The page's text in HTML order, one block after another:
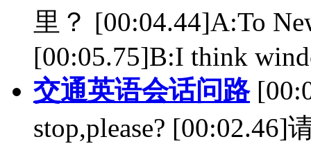
里？ [00:04.44]A:To
[00:05.75]B:I think
交通英语会话问路
stop,please?